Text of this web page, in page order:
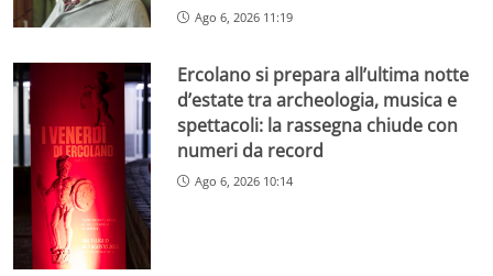
Ago 6, 2026 11:19
Ercolano si prepara all’ultima notte
d’estate tra archeologia, musica e
spettacoli: la rassegna chiude con
numeri da record
Ago 6, 2026 10:14